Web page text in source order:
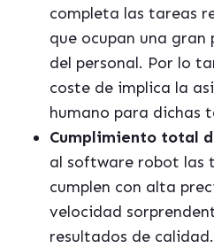
completa las tareas
que ocupan una gran
del personal. Por lo
coste de implica la
humano para dichas
Cumplimiento total
al software robot las
cumplen con alta
velocidad
resultados de